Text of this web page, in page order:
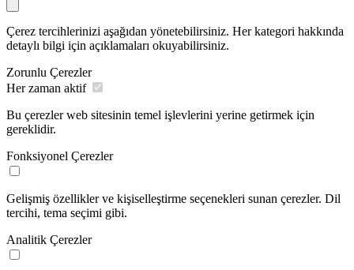
Çerez tercihlerinizi aşağıdan yönetebilirsiniz. Her kategori hakkında
detaylı bilgi için açıklamaları okuyabilirsiniz.
Zorunlu Çerezler
Her zaman aktif
Bu çerezler web sitesinin temel işlevlerini yerine getirmek için
gereklidir.
Fonksiyonel Çerezler
Gelişmiş özellikler ve kişiselleştirme seçenekleri sunan çerezler. Dil
tercihi, tema seçimi gibi.
Analitik Çerezler